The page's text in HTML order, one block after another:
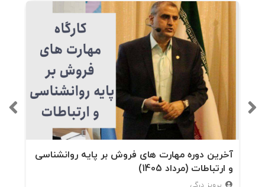
آخرین دوره مهارت های فروش بر پایه روانشناسی
و ارتباطات (مرداد 1405)